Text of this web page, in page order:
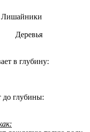
Лишайники
в глубину:
до глубины: